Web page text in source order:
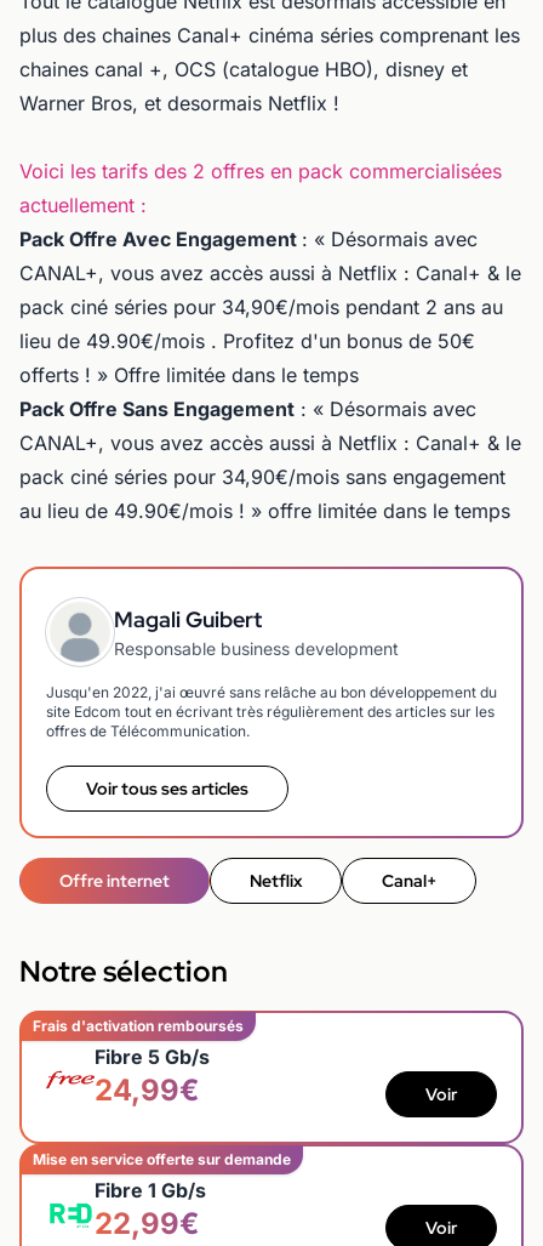
plus des chaines Canal+ cinéma séries comprenant les
chaines canal +, OCS (catalogue HBO), disney et
Warner Bros, et desormais Netflix !
Voici les tarifs des 2 offres en pack commercialisées
actuellement :
Pack Offre Avec Engagement : « Désormais avec
CANAL+, vous avez accès aussi à Netflix : Canal+ & le
pack ciné séries pour 34,90€/mois pendant 2 ans au
lieu de 49.90€/mois . Profitez d'un bonus de 50€
offerts ! » Offre limitée dans le temps
Pack Offre Sans Engagement : « Désormais avec
CANAL+, vous avez accès aussi à Netflix : Canal+ & le
pack ciné séries pour 34,90€/mois sans engagement
au lieu de 49.90€/mois ! » offre limitée dans le temps
Magali Guibert
Responsable business development
Jusqu'en 2022, j'ai œuvré sans relâche au bon développement du
site Edcom tout en écrivant très régulièrement des articles sur les
offres de Télécommunication.
Voir tous ses articles
Offre internet Netflix Canal+
Notre sélection
Frais d'activation remboursés
Fibre 5 Gb/s
24,99€ Voir
Mise en service offerte sur demande
Fibre 1 Gb/s
22,99€ Voir